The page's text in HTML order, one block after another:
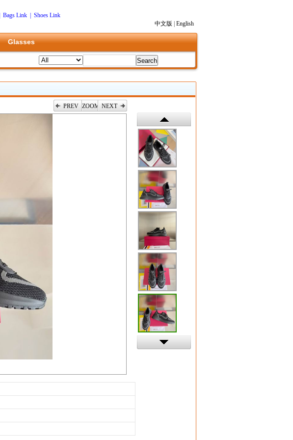
Bags Link| Shoes Link
中文版
English
Glasses
PREV ZOOM NEXT